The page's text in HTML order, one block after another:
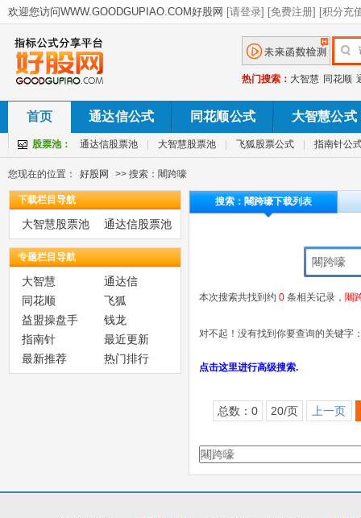
热门搜索： 大智慧 同花顺
首页 通达信公式 同花顺公式 大智慧公式
股票池： 通达信股票池 大智慧股票池 飞狐股票公式 指南针公
您现在的位置： 好股网 >> 搜索：闀跨嚎
下载栏目导航
大智慧股票池 通达信股票池
专题栏目导航
大智慧
通达信
同花顺
飞狐
益盟操盘手
钱龙
指南针
最近更新
最新推荐
热门排行
搜索：闀跨嚎下载列表
本次搜索共找到约 0 条相关记录， 闀
对不起！没有找到你要查询的关键字
点击这里进行高级搜索.
总数：0 20/页 上一页